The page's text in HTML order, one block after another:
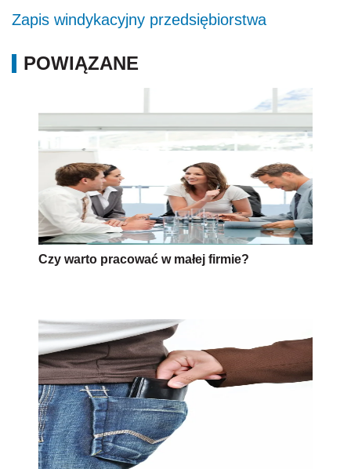
Zapis windykacyjny przedsiębiorstwa
POWIĄZANE
Czy warto pracować w małej firmie?